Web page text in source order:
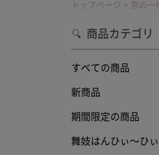
舞妓は
京の一
トップページ 京の一
商品カテゴリ
すべての商品
新商品
期間限定の商品
舞妓はんひぃ～ひ